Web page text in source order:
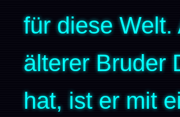
für diese
älterer Bruder
hat, ist er mit